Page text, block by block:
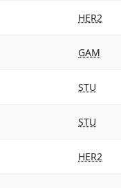
HER2
GAM
STU
STU
HER2